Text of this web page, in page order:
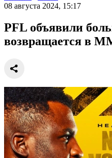
08 августа 2024, 15:17
PFL объявили
возвращается в